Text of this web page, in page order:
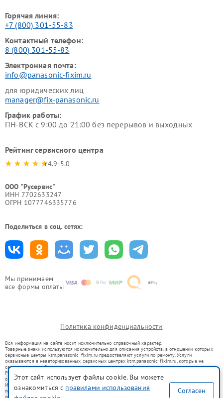
Мы принимаем
все формы оплаты
Горячая линия:
+7 (800) 301-55-83
Контактный телефон:
8 (800) 301-55-83
Электронная почта:
info@panasonic-fixim.ru
для юридических лиц
manager@fix-panasonic.ru
График работы:
ПН-ВСК с 9:00 до 21:00 без перерывов и выходных
Рейтинг сервисного центра
4.9-5.0
ООО "Русервис"
ИНН 7702633247
ОГРН 1077746335776
Поделиться в соц. сетях:
Политика конфиденциальности
Вся информация на сайте носит исключительно справочный характер.
Товарные знаки используются исключительно для описания устройств, в отношении которых
сервисные центры ktm.panasonic-fixim.ru предоставляют услуги по ремонту. Услуги
оказываются в неавторизованных сервисных центрах ktm.panasonic-fixim.ru, которые не
связаны с правообладателями товарных знаков или их официальными представителями.
Ремонт осуществляется для устройств, уже введенных в гражданский оборот в соответствии
со статьей 1487 ГК РФ.
Использование товарных знаков не преследует цели индивидуализации услуг или введения
потребителей в заблуждение, а служит для информирования о предоставляемых услугах по
Этот сайт использует файлы cookie. Вы можете
ознакомиться с правилами использования
Согласен